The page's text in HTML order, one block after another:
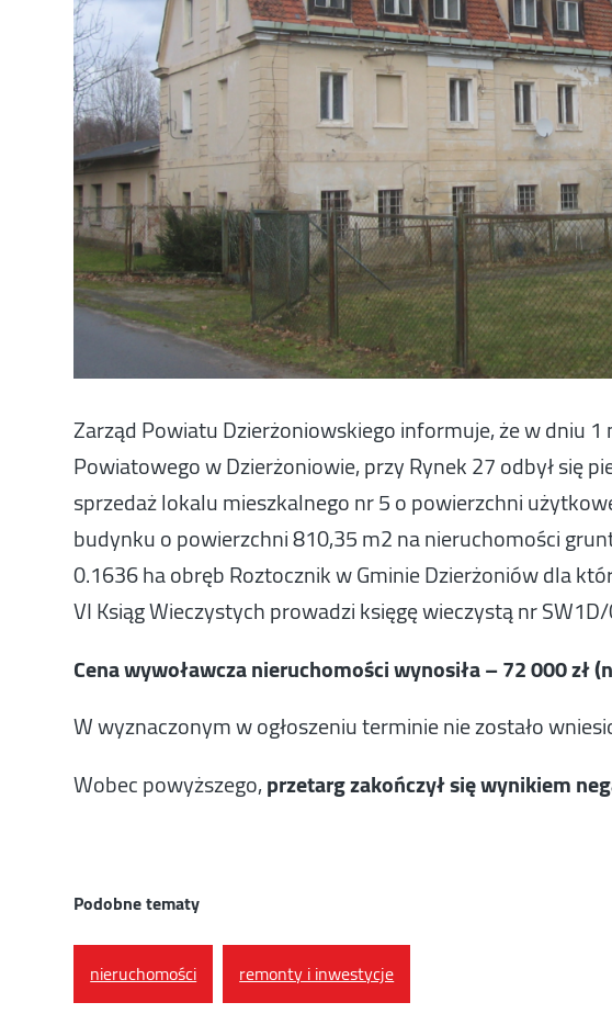
Zarząd Powiatu Dzierżoniowskiego informuje, że w dniu
Powiatowego w Dzierżoniowie, przy Rynek 27 odbył się
sprzedaż lokalu mieszkalnego nr 5 o powierzchni
budynku o powierzchni 810,35 m2 na nieruchomości
0.1636 ha obręb Roztocznik w Gminie Dzierżoniów dla
VI Ksiąg Wieczystych prowadzi księgę wieczystą nr
Cena wywoławcza nieruchomości wynosiła – 72 000 zł
W wyznaczonym w ogłoszeniu terminie nie zostało
Wobec powyższego,przetarg zakończył się wynikiem
Podobne tematy
nieruchomości remonty i inwestycje